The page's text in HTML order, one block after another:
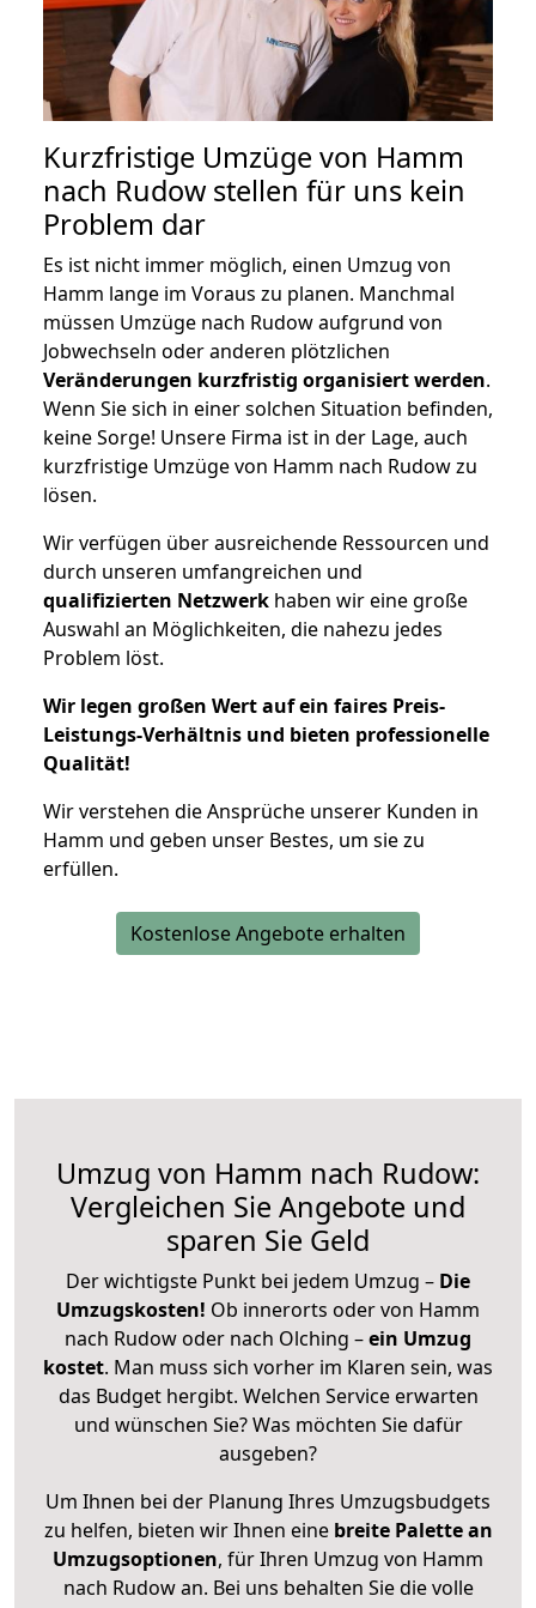
Kurzfristige Umzüge von Hamm
nach Rudow stellen für uns kein
Problem dar
Es ist nicht immer möglich, einen Umzug von
Hamm lange im Voraus zu planen. Manchmal
müssen Umzüge nach Rudow aufgrund von
Jobwechseln oder anderen plötzlichen
Veränderungen kurzfristig organisiert werden.
Wenn Sie sich in einer solchen Situation befinden,
keine Sorge! Unsere Firma ist in der Lage, auch
kurzfristige Umzüge von Hamm nach Rudow zu
lösen.
Wir verfügen über ausreichende Ressourcen und
durch unseren umfangreichen und
qualifizierten Netzwerk haben wir eine große
Auswahl an Möglichkeiten, die nahezu jedes
Problem löst.
Wir legen großen Wert auf ein faires Preis-
Leistungs-Verhältnis und bieten professionelle
Qualität!
Wir verstehen die Ansprüche unserer Kunden in
Hamm und geben unser Bestes, um sie zu
erfüllen.
Kostenlose Angebote erhalten
Umzug von Hamm nach Rudow:
Vergleichen Sie Angebote und
sparen Sie Geld
Der wichtigste Punkt bei jedem Umzug – Die
Umzugskosten! Ob innerorts oder von Hamm
nach Rudow oder nach Olching –ein Umzug
kostet. Man muss sich vorher im Klaren sein, was
das Budget hergibt. Welchen Service erwarten
und wünschen Sie? Was möchten Sie dafür
ausgeben?
Um Ihnen bei der Planung Ihres Umzugsbudgets
zu helfen, bieten wir Ihnen eine breite Palette an
Umzugsoptionen, für Ihren Umzug von Hamm
nach Rudow an. Bei uns behalten Sie die volle